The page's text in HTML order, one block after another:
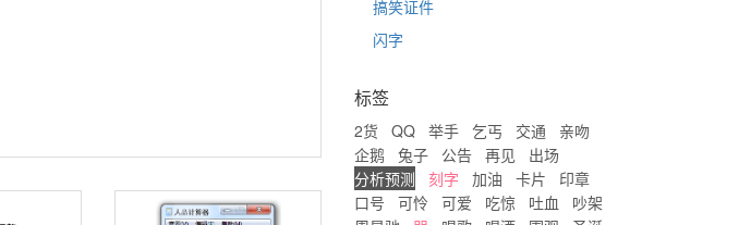
搞笑证件
闪字
标签
2货 QQ 举手 乞丐 交通
亲吻
企鹅
兔子 公告 再见
出场
分析预测
刻字 加油 卡片
印章
口号
可怜 可爱 吃惊 吐血
吵架